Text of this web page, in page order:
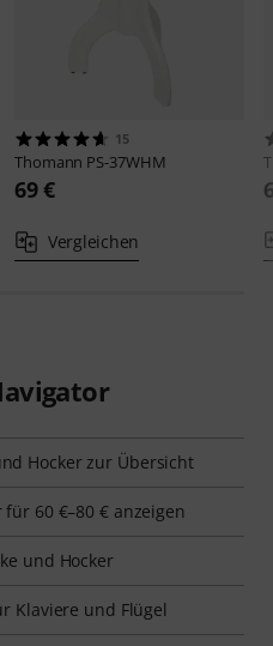
15
Thomann PS-37WHM
69 €
Vergleichen
Hocker zur Übersicht
60 €–80 € anzeigen
und Hocker
Klaviere und Flügel